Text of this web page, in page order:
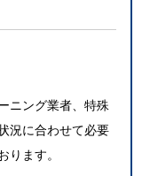
ニング業者、特殊
況に合わせて必要
ります。